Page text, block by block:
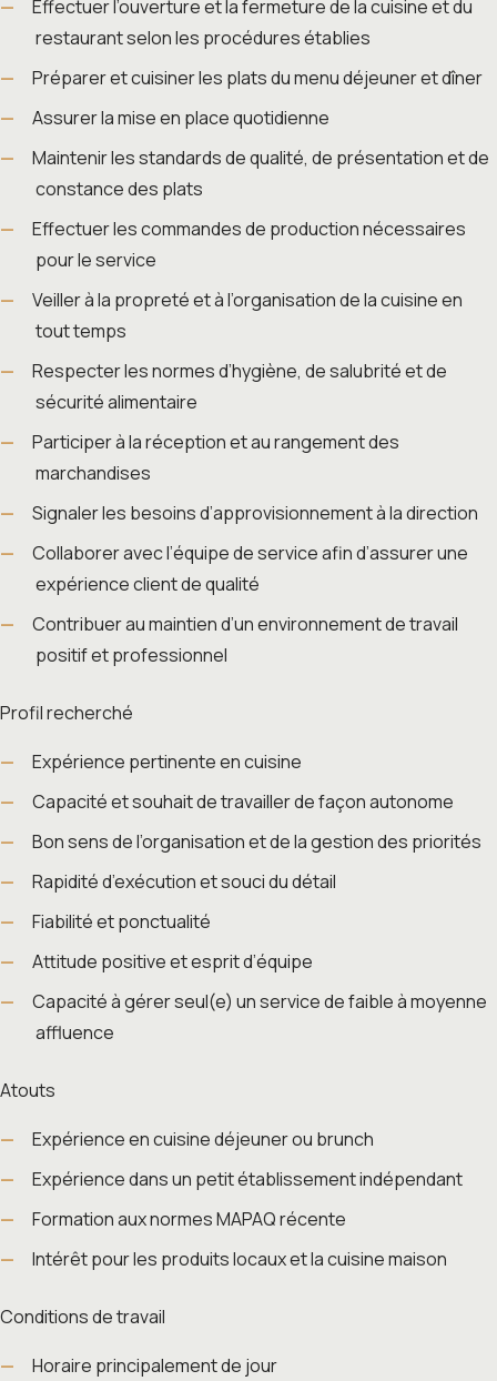
Effectuer l’ouverture et la fermeture de la cuisine et du
restaurant selon les procédures établies
Préparer et cuisiner les plats du menu déjeuner et dîner
Assurer la mise en place quotidienne
Maintenir les standards de qualité, de présentation et de
constance des plats
Effectuer les commandes de production nécessaires
pour le service
Veiller à la propreté et à l’organisation de la cuisine en
tout temps
Respecter les normes d’hygiène, de salubrité et de
sécurité alimentaire
Participer à la réception et au rangement des
marchandises
Signaler les besoins d’approvisionnement à la direction
Collaborer avec l’équipe de service afin d’assurer une
expérience client de qualité
Contribuer au maintien d’un environnement de travail
positif et professionnel
Profil recherché
Expérience pertinente en cuisine
Capacité et souhait de travailler de façon autonome
Bon sens de l’organisation et de la gestion des priorités
Rapidité d’exécution et souci du détail
Fiabilité et ponctualité
Attitude positive et esprit d’équipe
Capacité à gérer seul(e) un service de faible à moyenne
affluence
Atouts
Expérience en cuisine déjeuner ou brunch
Expérience dans un petit établissement indépendant
Formation aux normes MAPAQ récente
Intérêt pour les produits locaux et la cuisine maison
Conditions de travail
Horaire principalement de jour